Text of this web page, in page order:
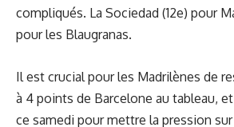
compliqués. La Sociedad (12e) pour
pour les Blaugranas.
Il est crucial pour les Madrilènes de
à 4 points de Barcelone au tableau,
ce samedi pour mettre la pression sur